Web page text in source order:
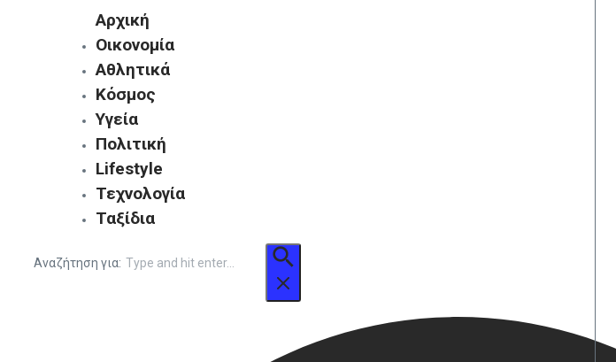
Αρχική
Οικονομία
Αθλητικά
Κόσμος
Υγεία
Πολιτική
Lifestyle
Τεχνολογία
Ταξίδια
Αναζήτηση για: